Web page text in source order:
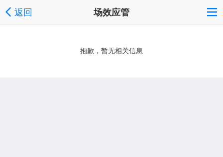
返回 场效应管
抱歉，暂无相关信息